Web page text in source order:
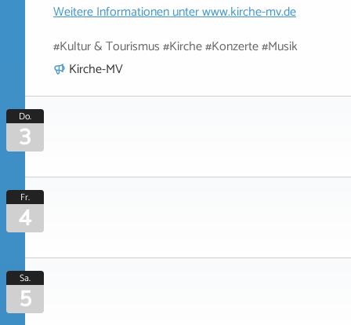
Weitere Informationen unterwww.kirche-mv.de
#Kultur & Tourismus #Kirche #Konzerte #Musik
Kirche-MV
Do.
3
Fr.
4
Sa.
5